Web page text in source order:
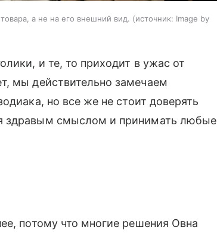
а не на его внешний вид. источник: Image by
и те, то приходит в ужас от
мы действительно замечаем
но все же не стоит доверять
здравым смыслом и принимать любые
потому что многие решения Овна